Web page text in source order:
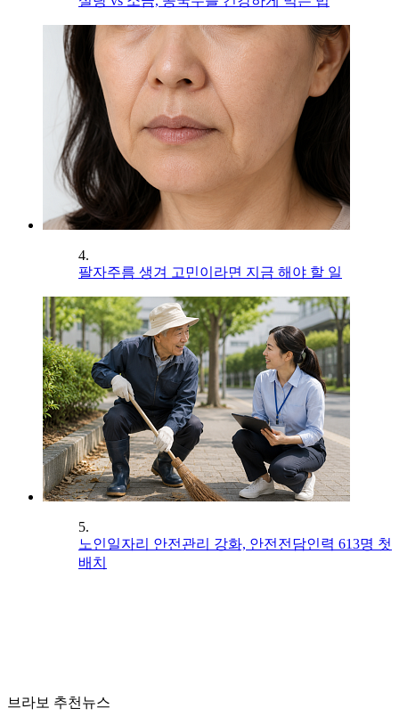
4.
팔자주름 생겨 고민이라면 지금 해야 할 일
5.
노인일자리 안전관리 강화, 안전전담인력 613명 첫
배치
브라보 추천뉴스